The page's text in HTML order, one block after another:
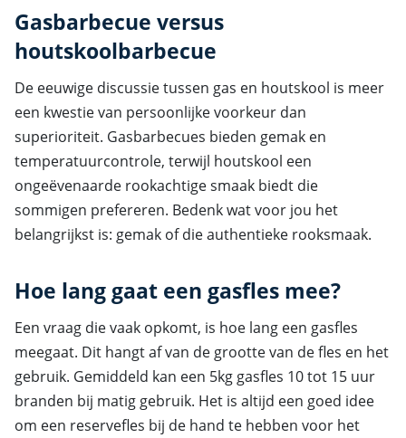
Gasbarbecue versus
houtskoolbarbecue
De eeuwige discussie tussen gas en houtskool is meer
een kwestie van persoonlijke voorkeur dan
superioriteit. Gasbarbecues bieden gemak en
temperatuurcontrole, terwijl houtskool een
ongeëvenaarde rookachtige smaak biedt die
sommigen prefereren. Bedenk wat voor jou het
belangrijkst is: gemak of die authentieke rooksmaak.
Hoe lang gaat een gasfles mee?
Een vraag die vaak opkomt, is hoe lang een gasfles
meegaat. Dit hangt af van de grootte van de fles en het
gebruik. Gemiddeld kan een 5kg gasfles 10 tot 15 uur
branden bij matig gebruik. Het is altijd een goed idee
om een reservefles bij de hand te hebben voor het